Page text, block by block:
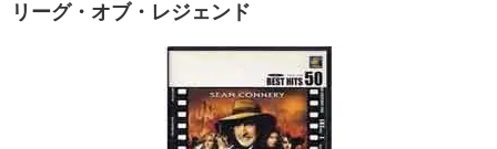
リーグ・オブ・レジェンド